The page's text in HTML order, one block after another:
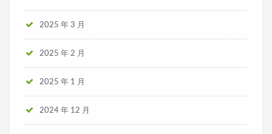
2025 年 3 月
2025 年 2 月
2025 年 1 月
2024 年 12 月